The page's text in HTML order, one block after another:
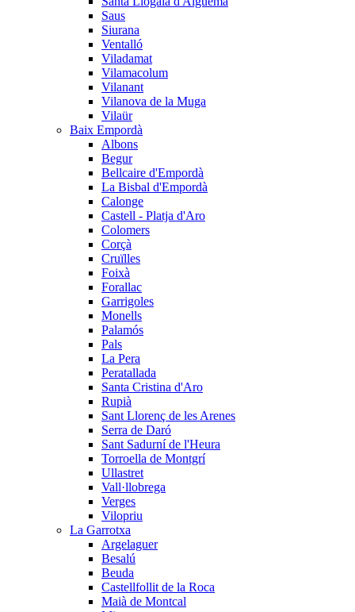
Saus
Siurana
Ventalló
Viladamat
Vilamacolum
Vilanant
Vilanova de la Muga
Vilaür
Baix Empordà
Albons
Begur
Bellcaire d'Empordà
La Bisbal d'Empordà
Calonge
Castell - Platja d'Aro
Colomers
Corçà
Cruïlles
Foixà
Forallac
Garrigoles
Monells
Palamós
Pals
La Pera
Peratallada
Santa Cristina d'Aro
Rupià
Sant Llorenç de les Arenes
Serra de Daró
Sant Sadurní de l'Heura
Torroella de Montgrí
Ullastret
Vall·llobrega
Verges
Vilopriu
La Garrotxa
Argelaguer
Besalú
Beuda
Castellfollit de la Roca
Maià de Montcal